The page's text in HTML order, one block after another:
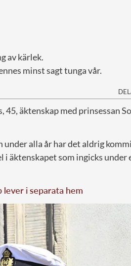
av kärlek.
minst sagt tunga vår.
äktenskap med prinsessan
alla år har det aldrig
i äktenskapet som ingicks under
lever i separata hem